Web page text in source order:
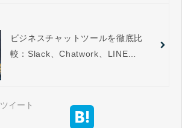
ビジネスチャットツールを徹底比
較：Slack、Chatwork、LINE
ツイート